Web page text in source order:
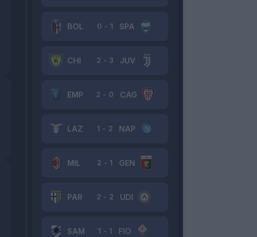
BOL SPA
0 - 1
CHI JUV
2 - 3
EMP CAG
2 - 0
LAZ NAP
1 - 2
MIL GEN
2 - 1
PAR UDI
2 - 2
SAM FIO
1 - 1